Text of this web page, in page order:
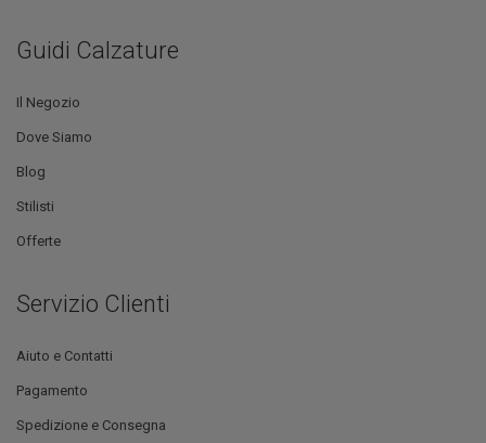
Guidi Calzature
Il Negozio
Dove Siamo
Blog
Stilisti
Offerte
Servizio Clienti
Aiuto e Contatti
Pagamento
Spedizione e Consegna